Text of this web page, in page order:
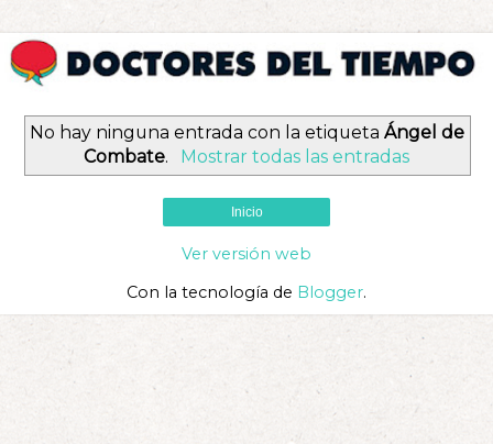
No hay ninguna entrada con la etiqueta Ángel de
Combate. Mostrar todas las entradas
Inicio
Ver versión web
Con la tecnología de Blogger.